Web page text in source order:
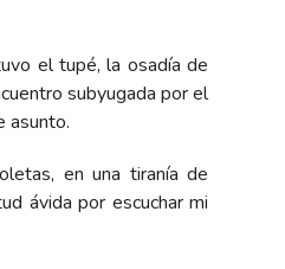
el tupé, la osadía de
subyugada por el
asunto.
en una tiranía de
ávida por escuchar mi